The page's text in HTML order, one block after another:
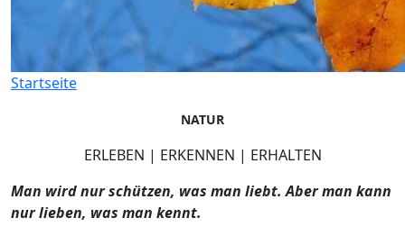
Startseite
NATUR
ERLEBEN | ERKENNEN | ERHALTEN
Man wird nur schützen, was man liebt. Aber man kann
nur lieben, was man kennt.